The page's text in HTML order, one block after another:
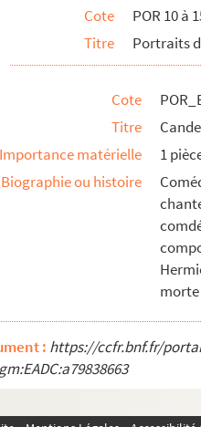
10_Pochette 59. Caramuel
10_Pochette 60.
10_Pochette 61. Caralda,
10_Pochette 62.
10_Pochette 63. Cardan,
10_Pochette 64. Caribert Ier
10_Pochette 65. Carra-
10_Pochette 66. Carache,
10_Pochette 67. Carracci,
10_Pochette 68. Carrel,
10_Pochette 69. Carrier,
10_Pochette 70. Carriera,
10_Pochette 71. Carron,
10_Pochette 72. Cartigny,
Cote
POR 10 à
Titre
Portraits
Cote
Titre
Importance matérielle
1
Biographie ou histoire
morte
: https://ccfr.bnf.fr/